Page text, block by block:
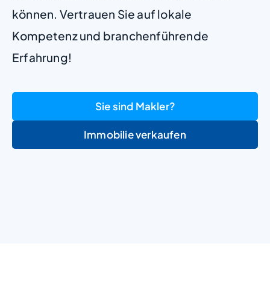
können. Vertrauen Sie auf lokale
Kompetenz und branchenführende
Erfahrung!
Sie sind Makler?
Immobilie verkaufen